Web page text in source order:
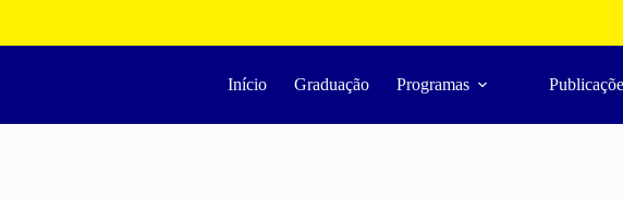
Início Graduação Programas